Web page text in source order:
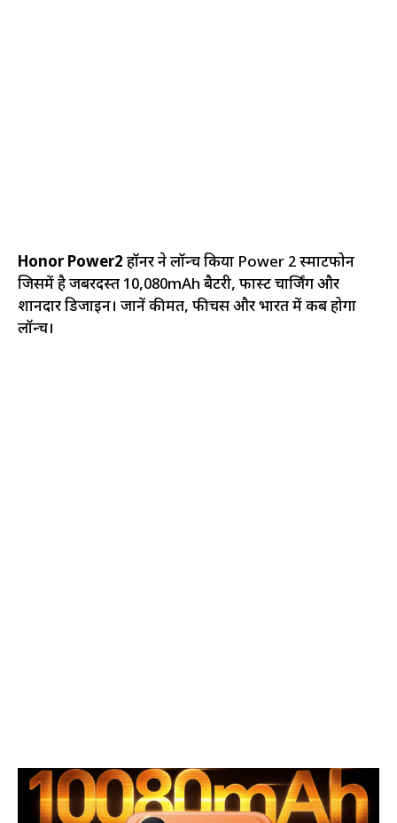
Honor Power2 हॉनर ने लॉन्च किया Power 2 स्मार्टफोन
जिसमें है जबरदस्त 10,080mAh बैटरी, फास्ट चार्जिंग और
शानदार डिजाइन। जानें कीमत, फीचर्स और भारत में कब होगा
लॉन्च।